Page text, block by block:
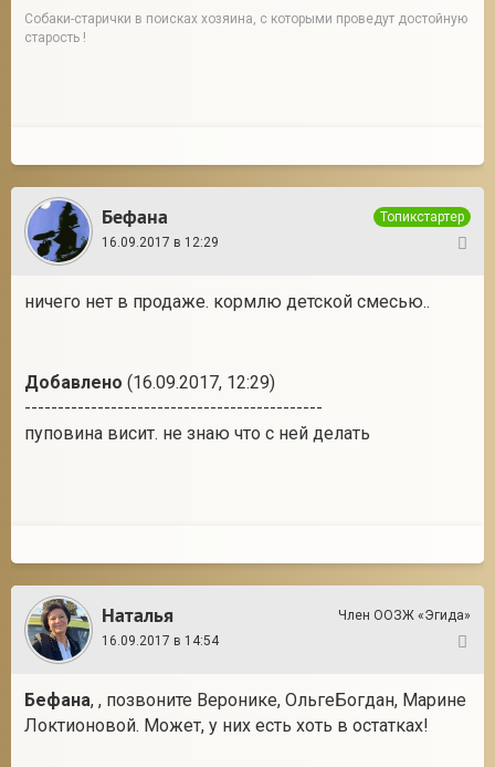
Собаки-старички в поисках хозяина, с которыми проведут достойную
старость !
Бефана
Топикстартер
16.09.2017 в 12:29
ничего нет в продаже. кормлю детской смесью..
Добавлено (16.09.2017, 12:29)
---------------------------------------------
пуповина висит. не знаю что с ней делать
Наталья
Член ООЗЖ «Эгида»
16.09.2017 в 14:54
Бефана, , позвоните Веронике, ОльгеБогдан, Марине
Локтионовой. Может, у них есть хоть в остатках!